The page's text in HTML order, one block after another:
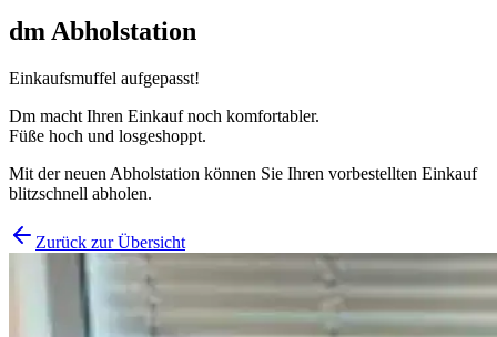
dm Abholstation
Einkaufsmuffel aufgepasst!
Dm macht Ihren Einkauf noch komfortabler.
Füße hoch und losgeshoppt.
Mit der neuen Abholstation können Sie Ihren vorbestellten Einkauf
blitzschnell abholen.
Zurück zur Übersicht